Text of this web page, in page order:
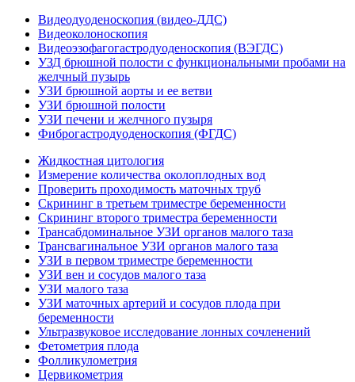
Видеодуоденоскопия (видео-ДДС)
Видеоколоноскопия
Видеоэзофагогастродуоденоскопия (ВЭГДС)
УЗД брюшной полости с функциональными пробами на
желчный пузырь
УЗИ брюшной аорты и ее ветви
УЗИ брюшной полости
УЗИ печени и желчного пузыря
Фиброгастродуоденоскопия (ФГДС)
Жидкостная цитология
Измерение количества околоплодных вод
Проверить проходимость маточных труб
Скрининг в третьем триместре беременности
Скрининг второго триместра беременности
Трансабдоминальное УЗИ органов малого таза
Трансвагинальное УЗИ органов малого таза
УЗИ в первом триместре беременности
УЗИ вен и сосудов малого таза
УЗИ малого таза
УЗИ маточных артерий и сосудов плода при
беременности
Ультразвуковое исследование лонных сочленений
Фетометрия плода
Фолликулометрия
Цервикометрия